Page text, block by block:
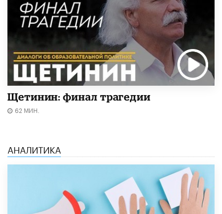
Щетинин: финал трагедии
62 МИН.
АНАЛИТИКА